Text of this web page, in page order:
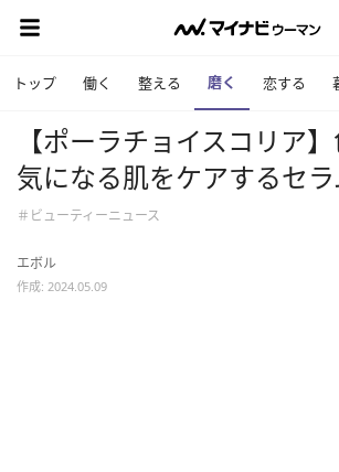
トップ 働く 整える 磨く 恋する
【ポーラチョイスコリア
気になる肌をケアするセラ
＃ビューティーニュース
エボル
作成: 2024.05.09